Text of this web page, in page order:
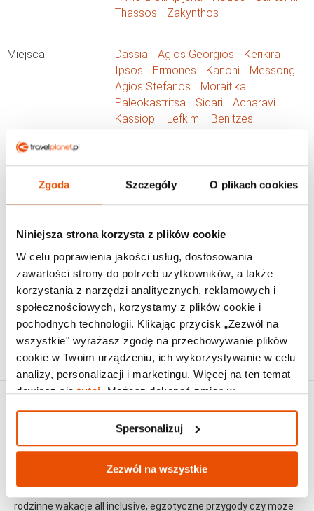
Zgoda Szczegóły O plikach cookies
Niniejsza strona korzysta z plików cookie
W celu poprawienia jakości usług, dostosowania
zawartości strony do potrzeb użytkowników, a także
korzystania z narzędzi analitycznych, reklamowych i
społecznościowych, korzystamy z plików cookie i
pochodnych technologii. Klikając przycisk „Zezwól na
wszystkie" wyrażasz zgodę na przechowywanie plików
cookie w Twoim urządzeniu, ich wykorzystywanie w celu
analizy, personalizacji i marketingu. Więcej na ten temat
dowiesz siętutaj. Możesz dokonać zmian w
Spersonalizuj.
Spersonalizuj
Zezwól na wszystkie
Thassos
Zakynthos
Miejsca: Dassia Agios Georgios
Kerikira
Ipsos
Ermones Kanoni
Messongi
Agios Stefanos
Moraitika
Paleokastritsa
Sidari
Acharavi
Kassiopi
Lefkimi Benitzes
Rivendell Apartments (Corfu)
Sea Bird (Moraitika)
Sophie Studios
Captain's Studios & Apartments
(Corfu)
Govino Bay
Oferty:
Wczasy w Gouvii
Last Minute - Gouvia
Wakacje all inclusive w Gouvii
Najlepsze oferty na e-mail
rodzinne wakacje all inclusive, egzotyczne przygody czy może